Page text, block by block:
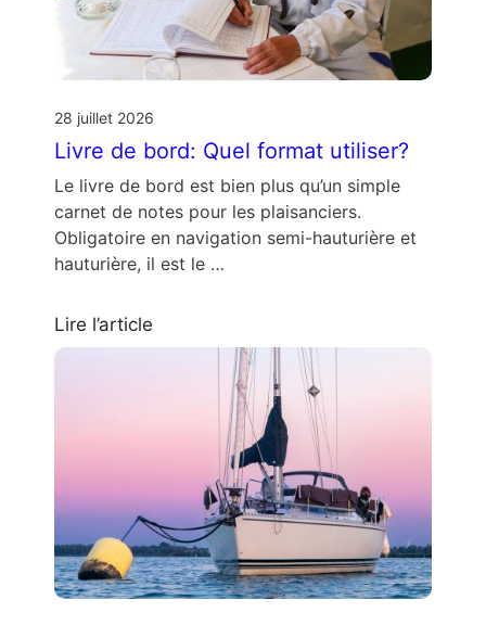
28 juillet 2026
Livre de bord: Quel format utiliser?
Le livre de bord est bien plus qu’un simple
carnet de notes pour les plaisanciers.
Obligatoire en navigation semi-hauturière et
hauturière, il est le …
Lire l’article